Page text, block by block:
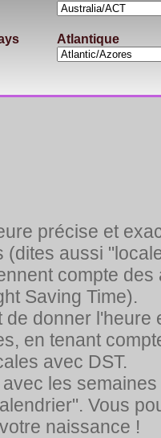
Atlantique
précise et
(dites aussi
compte
Saving Time).
de donner
en tenant
avec DST.
les
Vous
naissance !